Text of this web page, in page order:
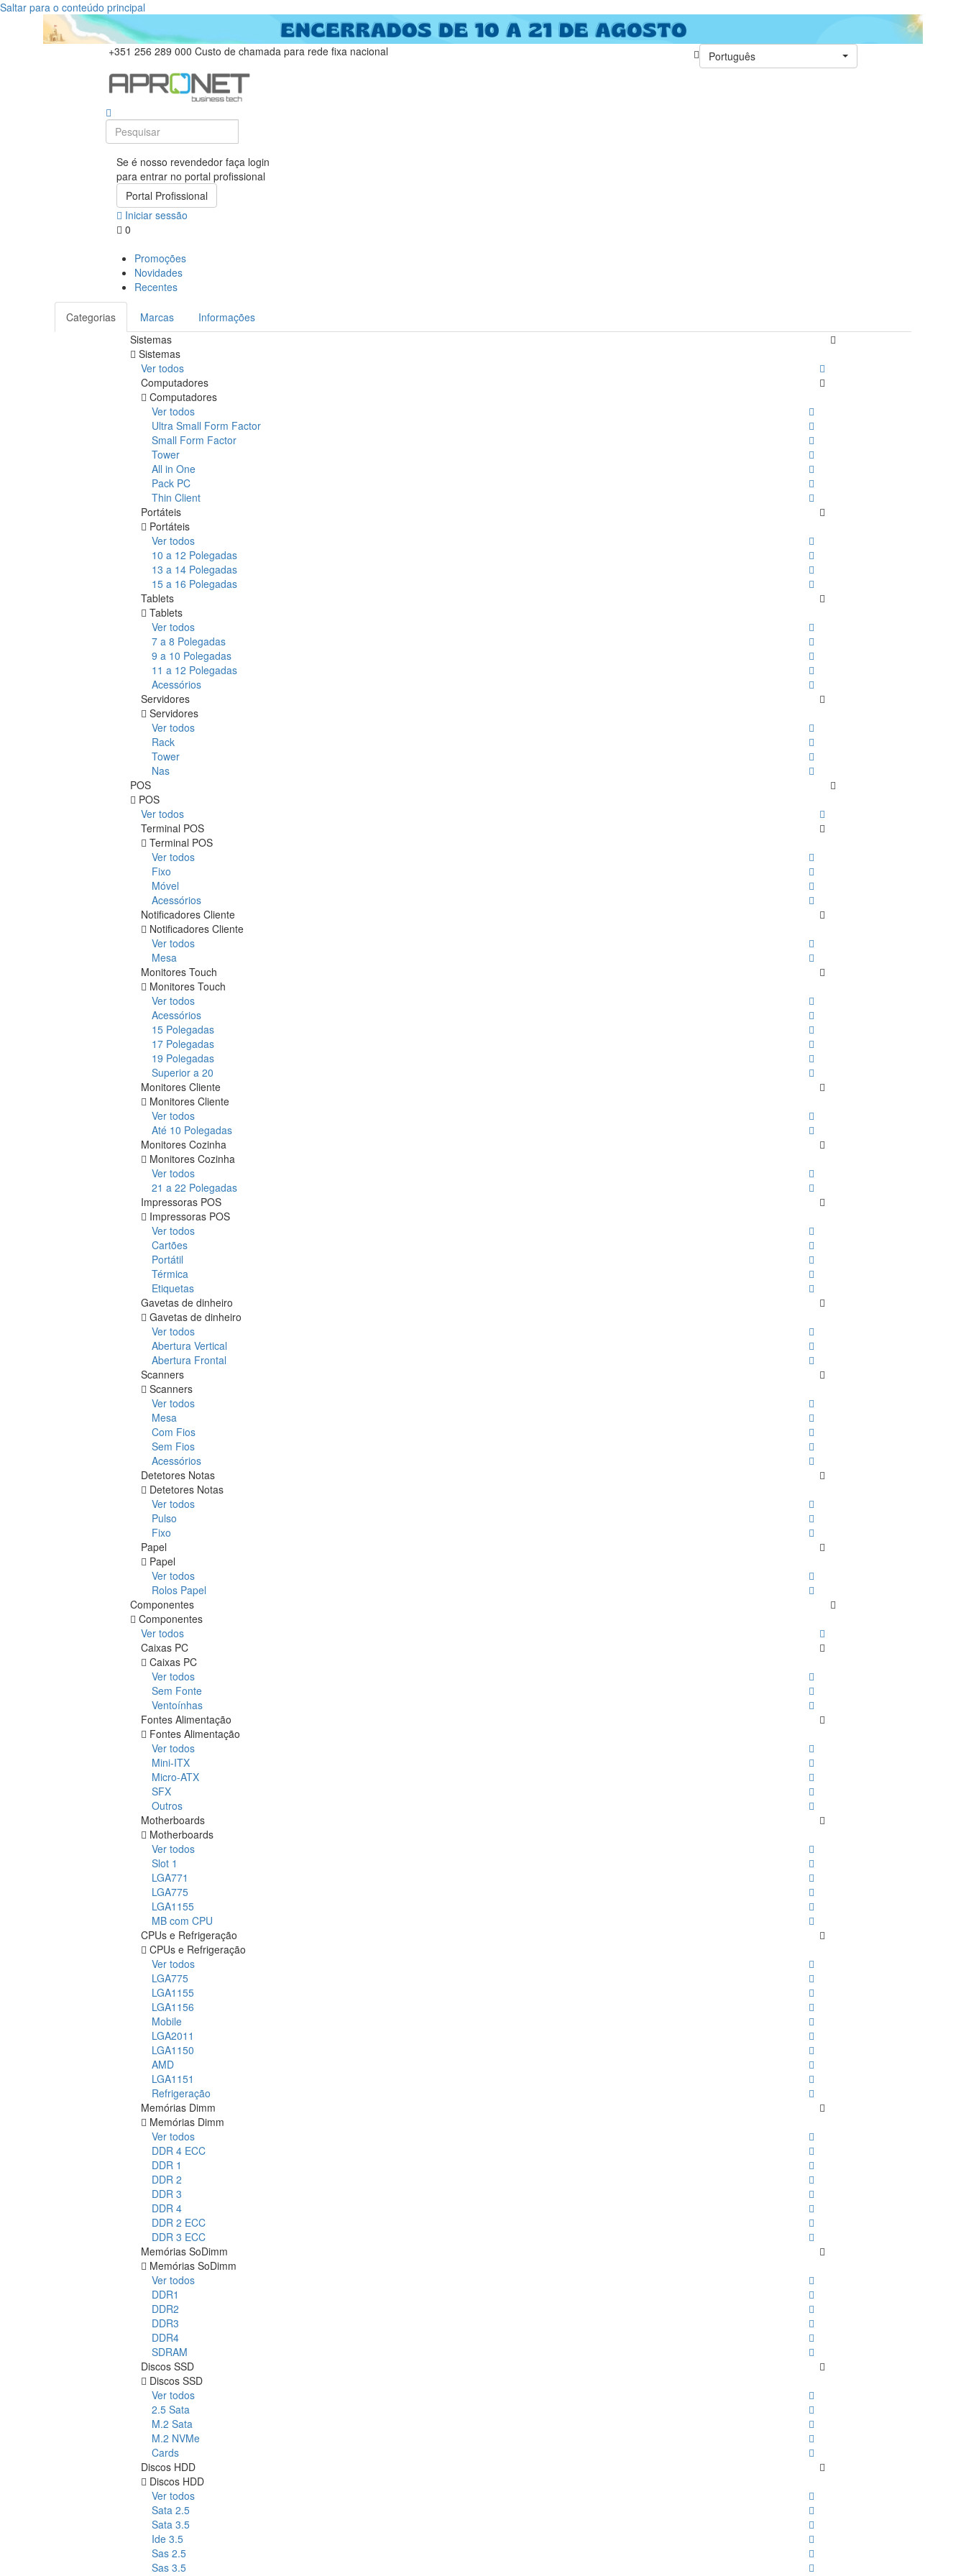
Saltar para o conteúdo principal
+351 256 289 000 Custo de chamada para rede fixa nacional Português
Se é nosso revendedor faça login
para entrar no portal profissional
Portal Profissional
Iniciar sessão
0
Promoções
Novidades
Recentes
Categorias Marcas
Informações
Sistemas
Sistemas
Ver todos
Computadores
Computadores
Ver todos
Ultra Small Form Factor
Small Form Factor
Tower
All in One
Pack PC
Thin Client
Portáteis
Portáteis
Ver todos
10 a 12 Polegadas
13 a 14 Polegadas
15 a 16 Polegadas
Tablets
Tablets
Ver todos
7 a 8 Polegadas
9 a 10 Polegadas
11 a 12 Polegadas
Acessórios
Servidores
Servidores
Ver todos
Rack
Tower
Nas
POS
POS
Ver todos
Terminal POS
Terminal POS
Ver todos
Fixo
Móvel
Acessórios
Notificadores Cliente
Notificadores Cliente
Ver todos
Mesa
Monitores Touch
Monitores Touch
Ver todos
Acessórios
15 Polegadas
17 Polegadas
19 Polegadas
Superior a 20
Monitores Cliente
Monitores Cliente
Ver todos
Até 10 Polegadas
Monitores Cozinha
Monitores Cozinha
Ver todos
21 a 22 Polegadas
Impressoras POS
Impressoras POS
Ver todos
Cartões
Portátil
Térmica
Etiquetas
Gavetas de dinheiro
Gavetas de dinheiro
Ver todos
Abertura Vertical
Abertura Frontal
Scanners
Scanners
Ver todos
Mesa
Com Fios
Sem Fios
Acessórios
Detetores Notas
Detetores Notas
Ver todos
Pulso
Fixo
Papel
Papel
Ver todos
Rolos Papel
Componentes
Componentes
Ver todos
Caixas PC
Caixas PC
Ver todos
Sem Fonte
Ventoínhas
Fontes Alimentação
Fontes Alimentação
Ver todos
Mini-ITX
Micro-ATX
SFX
Outros
Motherboards
Motherboards
Ver todos
Slot 1
LGA771
LGA775
LGA1155
MB com CPU
CPUs e Refrigeração
CPUs e Refrigeração
Ver todos
LGA775
LGA1155
LGA1156
Mobile
LGA2011
LGA1150
AMD
LGA1151
Refrigeração
Memórias Dimm
Memórias Dimm
Ver todos
DDR 4 ECC
DDR 1
DDR 2
DDR 3
DDR 4
DDR 2 ECC
DDR 3 ECC
Memórias SoDimm
Memórias SoDimm
Ver todos
DDR1
DDR2
DDR3
DDR4
SDRAM
Discos SSD
Discos SSD
Ver todos
2.5 Sata
M.2 Sata
M.2 NVMe
Cards
Discos HDD
Discos HDD
Ver todos
Sata 2.5
Sata 3.5
Ide 3.5
Sas 2.5
Sas 3.5